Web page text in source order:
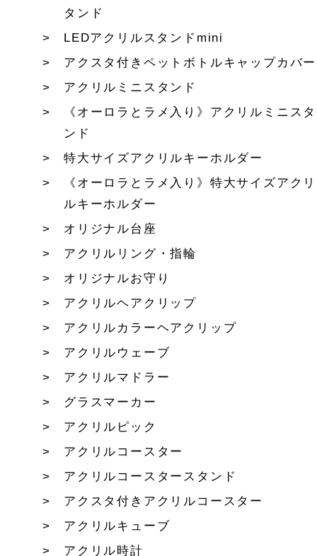
タンド
LEDアクリルスタンドmini
アクスタ付きペットボトルキャップカバー
アクリルミニスタンド
《オーロラとラメ入り》アクリルミニスタ
ンド
特大サイズアクリルキーホルダー
《オーロラとラメ入り》特大サイズアクリ
ルキーホルダー
オリジナル台座
アクリルリング・指輪
オリジナルお守り
アクリルヘアクリップ
アクリルカラーヘアクリップ
アクリルウェーブ
アクリルマドラー
グラスマーカー
アクリルピック
アクリルコースター
アクリルコースタースタンド
アクスタ付きアクリルコースター
アクリルキューブ
アクリル時計